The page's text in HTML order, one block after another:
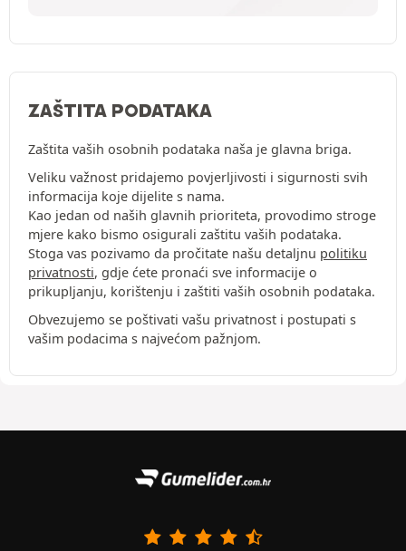
ZAŠTITA PODATAKA
Zaštita vaših osobnih podataka naša je glavna briga.
Veliku važnost pridajemo povjerljivosti i sigurnosti svih
informacija koje dijelite s nama.
Kao jedan od naših glavnih prioriteta, provodimo stroge
mjere kako bismo osigurali zaštitu vaših podataka.
Stoga vas pozivamo da pročitate našu detaljnu politiku
privatnosti, gdje ćete pronaći sve informacije o
prikupljanju, korištenju i zaštiti vaših osobnih podataka.
Obvezujemo se poštivati vašu privatnost i postupati s
vašim podacima s najvećom pažnjom.